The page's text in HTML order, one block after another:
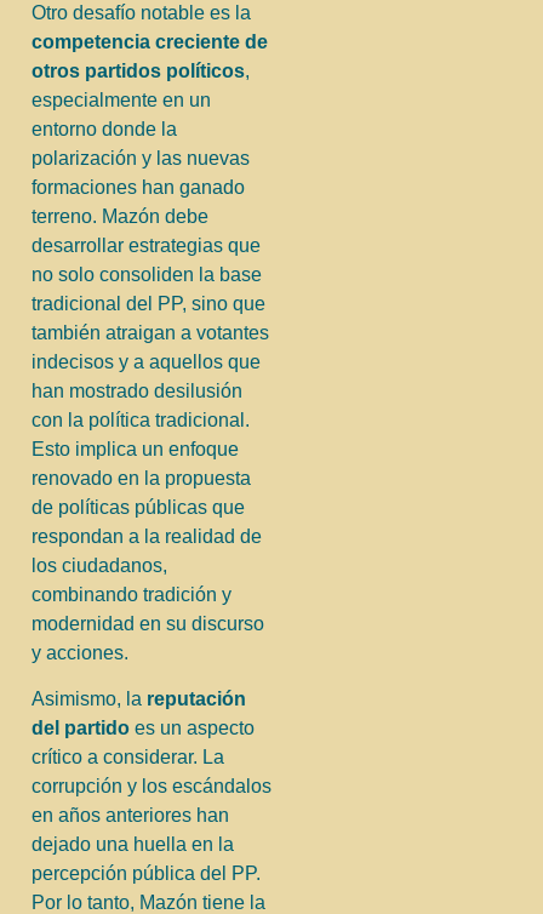
Otro desafío notable es la
competencia creciente de
otros partidos políticos,
especialmente en un
entorno donde la
polarización y las nuevas
formaciones han ganado
terreno. Mazón debe
desarrollar estrategias que
no solo consoliden la base
tradicional del PP, sino que
también atraigan a votantes
indecisos y a aquellos que
han mostrado desilusión
con la política tradicional.
Esto implica un enfoque
renovado en la propuesta
de políticas públicas que
respondan a la realidad de
los ciudadanos,
combinando tradición y
modernidad en su discurso
y acciones.
Asimismo, la reputación
del partido es un aspecto
crítico a considerar. La
corrupción y los escándalos
en años anteriores han
dejado una huella en la
percepción pública del PP.
Por lo tanto, Mazón tiene la